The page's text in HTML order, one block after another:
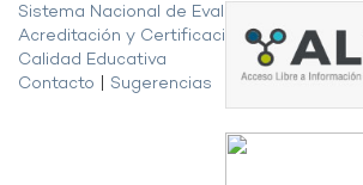
Sistema Nacional de Evaluación,
Acreditación y Certificación de la
Calidad Educativa
Contacto
Sugerencias